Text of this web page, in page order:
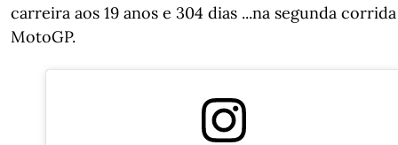
carreira aos 19 anos e 304 dias ...na segunda
MotoGP.